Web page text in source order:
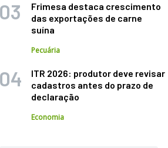
Frimesa destaca crescimento
das exportações de carne
suína
Pecuária
ITR 2026: produtor deve revisar
cadastros antes do prazo de
declaração
Economia